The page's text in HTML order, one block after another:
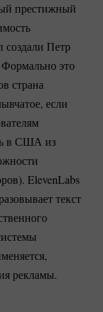
престижный
создали Петр
это
страна
если
в США из
ElevenLabs
текст
рекламы.